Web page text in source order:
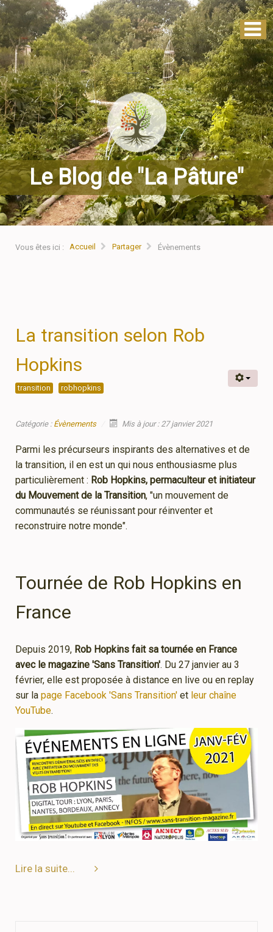
Le Blog de "La Pâture"
Vous êtes ici : Accueil Partager Évènements
La transition selon Rob
Hopkins
transition robhopkins
Catégorie : Évènements Mis à jour : 27 janvier 2021
Parmi les précurseurs inspirants des alternatives et de
la transition, il en est un qui nous enthousiasme plus
particulièrement : Rob Hopkins, permaculteur et initiateur
du Mouvement de la Transition, "un mouvement de
communautés se réunissant pour réinventer et
reconstruire notre monde".
Tournée de Rob Hopkins en
France
Depuis 2019, Rob Hopkins fait sa tournée en France
avec le magazine 'Sans Transition'. Du 27 janvier au 3
février, elle est proposée à distance en live ou en replay
sur la page Facebook 'Sans Transition' et leur chaîne
YouTube.
Lire la suite...